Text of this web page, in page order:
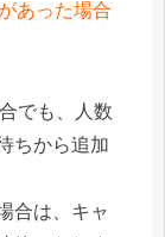
あった場合
でも、人数
ちから追加
合は、キャ